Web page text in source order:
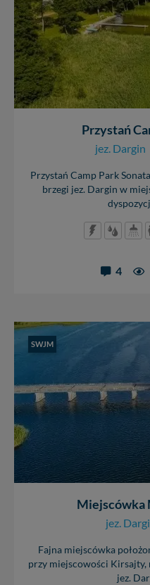
Przystań
jez. Dargin
Przystań Camp Park
brzegi jez. Dargin w
4
SWJM
Miejscówka
jez.
Fajna miejscówka
przy miejscowości Kirsajty,
jez.